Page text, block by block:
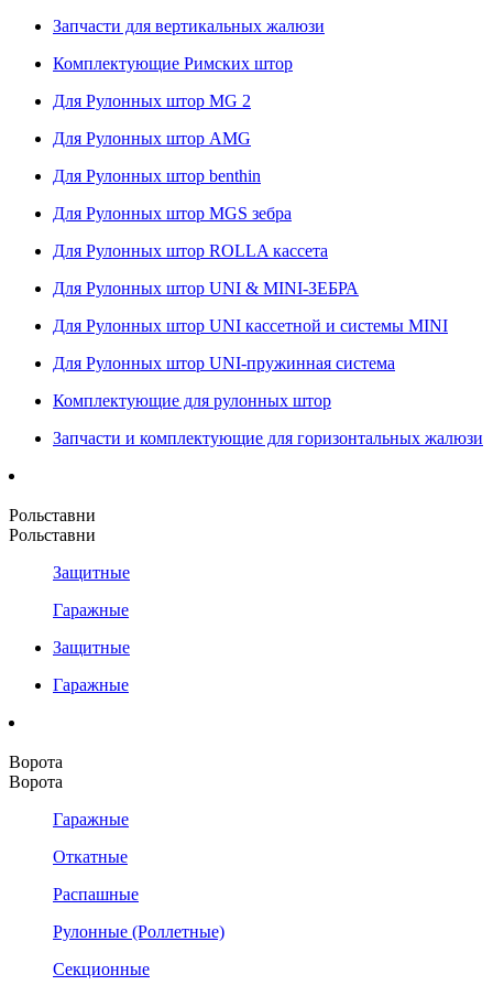
Запчасти для вертикальных жалюзи
Комплектующие Римских штор
Для Рулонных штор MG 2
Для Рулонных штор AMG
Для Рулонных штор benthin
Для Рулонных штор MGS зебра
Для Рулонных штор ROLLA кассета
Для Рулонных штор UNI & MINI-ЗЕБРА
Для Рулонных штор UNI кассетной и системы MINI
Для Рулонных штор UNI-пружинная система
Комплектующие для рулонных штор
Запчасти и комплектующие для горизонтальных жалюзи
Рольставни
Рольставни
Защитные
Гаражные
Защитные
Гаражные
Ворота
Ворота
Гаражные
Откатные
Распашные
Рулонные (Роллетные)
Секционные